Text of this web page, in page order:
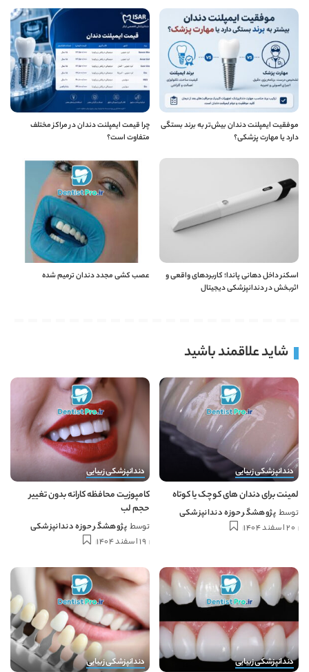
موفقیت ایمپلنت دندان بیش‌تر به برند بستگی
دارد یا مهارت پزشکی؟
چرا قیمت ایمپلنت دندان در مراکز مختلف
متفاوت است؟
اسکنر داخل دهانی پاندا؛ کاربردهای واقعی و
اثربخش در دندانپزشکی دیجیتال
عصب کشی مجدد دندان ترمیم شده
شاید علاقمند باشید
دندانپزشکی زیبایی
لمینت برای دندان های کوچک یا کوتاه
توسط پژوهشگر حوزه دندانپزشکی
20 اسفند 1404
دندانپزشکی زیبایی
کامپوزیت محافظه کارانه بدون تغییر
حجم لب
توسط پژوهشگر حوزه دندانپزشکی
19 اسفند 1404
دندانپزشکی زیبایی
دندانپزشکی زیبایی